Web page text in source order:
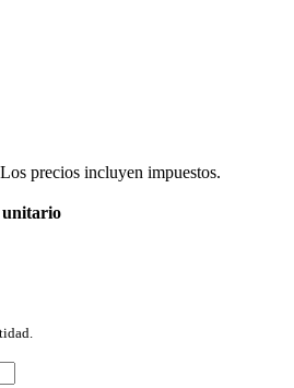
precios incluyen impuestos.
unitario